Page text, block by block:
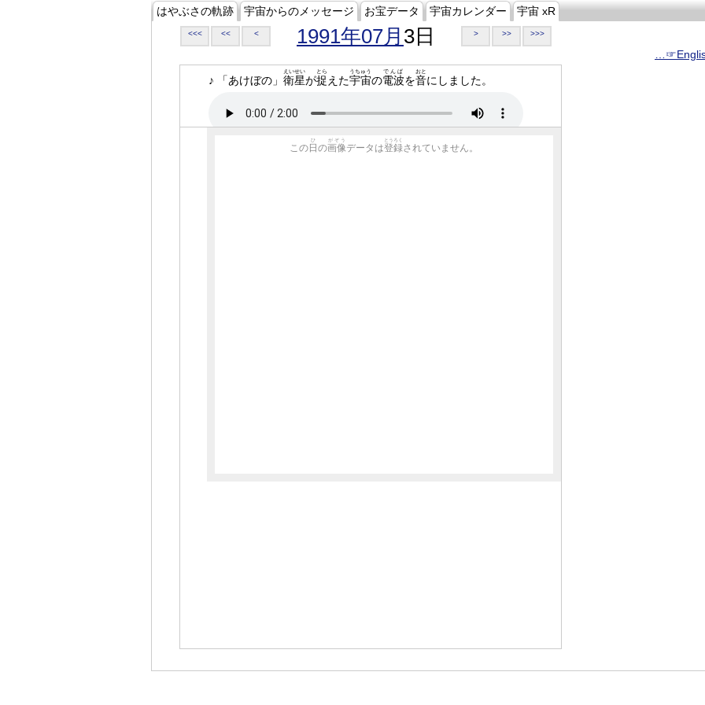
はやぶさの軌跡 宇宙からのメッセージ お宝データ 宇宙カレンダー 宇宙 xR
<<< << < 1991年07月 3日 > >> >>>
♪ 「あけぼの」 衛星
えいせい
が捉
とら
えた宇宙
うちゅう
の電波
でんぱ
を音
おと
にしました。
この 日
ひ
の画像
がぞう
データは登録
とうろく
されていません。